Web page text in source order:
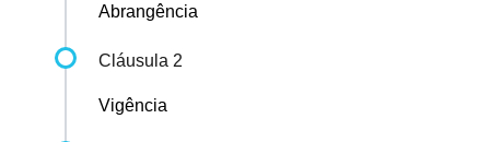
Abrangência
Cláusula 2
Vigência